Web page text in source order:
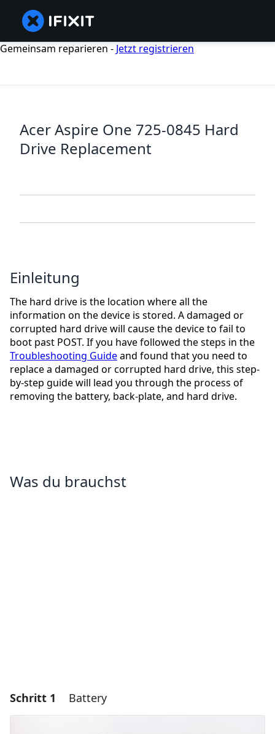
Gemeinsam reparieren - Jetzt registrieren
Acer Aspire One 725-0845 Hard
Drive Replacement
Einleitung
The hard drive is the location where all the
information on the device is stored. A damaged or
corrupted hard drive will cause the device to fail to
boot past POST. If you have followed the steps in the
Troubleshooting Guideand found that you need to
replace a damaged or corrupted hard drive, this step-
by-step guide will lead you through the process of
removing the battery, back-plate, and hard drive.
Was du brauchst
Schritt 1 Battery